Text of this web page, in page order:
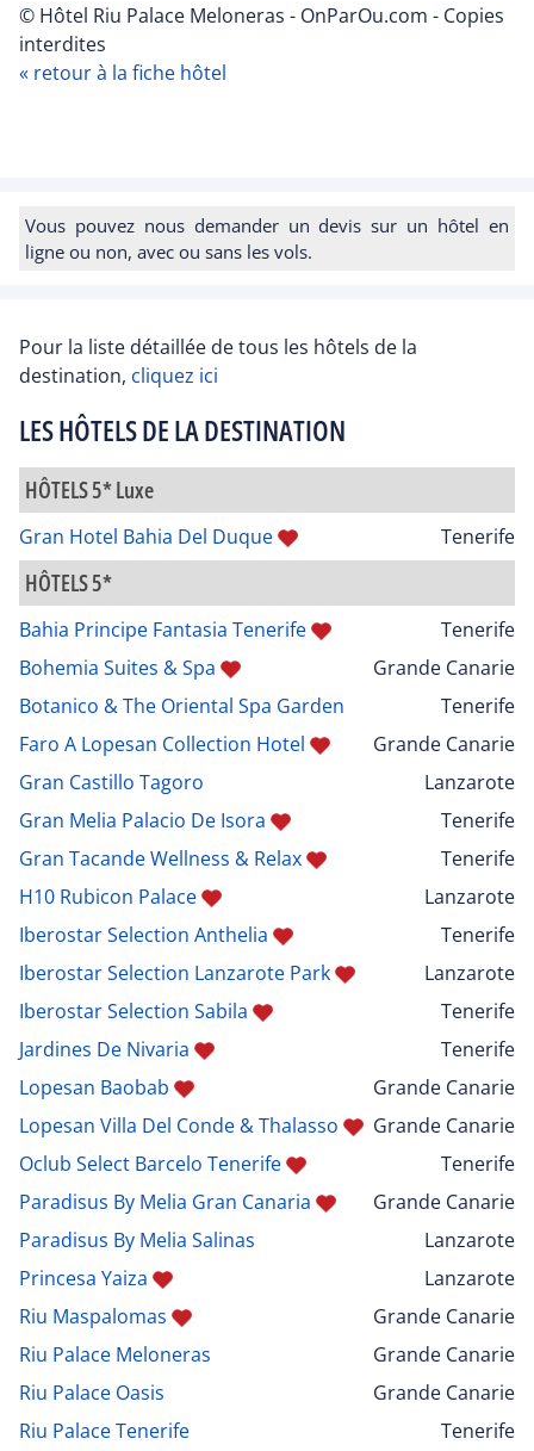
© Hôtel Riu Palace Meloneras - OnParOu.com - Copies
interdites
« retour à la fiche hôtel
Vous pouvez nous demander un devis sur un hôtel en
ligne ou non, avec ou sans les vols.
Pour la liste détaillée de tous les hôtels de la
destination, cliquez ici
LES HÔTELS DE LA DESTINATION
HÔTELS 5* Luxe
Gran Hotel Bahia Del Duque Tenerife
HÔTELS 5*
Bahia Principe Fantasia Tenerife
Tenerife
Bohemia Suites & Spa
Grande Canarie
Botanico & The Oriental Spa Garden
Tenerife
Faro A Lopesan Collection Hotel
Grande Canarie
Gran Castillo Tagoro
Lanzarote
Gran Melia Palacio De Isora
Tenerife
Gran Tacande Wellness & Relax
Tenerife
H10 Rubicon Palace
Lanzarote
Iberostar Selection Anthelia
Tenerife
Iberostar Selection Lanzarote Park
Lanzarote
Iberostar Selection Sabila
Tenerife
Jardines De Nivaria
Tenerife
Lopesan Baobab
Grande Canarie
Lopesan Villa Del Conde & Thalasso
Grande Canarie
Oclub Select Barcelo Tenerife
Tenerife
Paradisus By Melia Gran Canaria
Grande Canarie
Paradisus By Melia Salinas
Lanzarote
Princesa Yaiza
Lanzarote
Riu Maspalomas
Grande Canarie
Riu Palace Meloneras
Grande Canarie
Riu Palace Oasis
Grande Canarie
Riu Palace Tenerife
Tenerife